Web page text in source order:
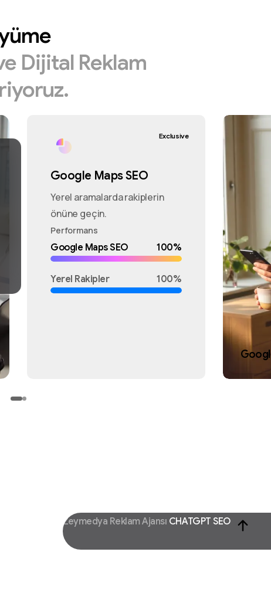
Dijital Reklam
Google Maps SEO
Yerel aramalarda rakiplerin
önüne geçin.
Performans
Google Maps SEO 100%
Yerel Rakipler 100%
Exclusive
Zeymedya Reklam Ajansı CHATGPT SEO